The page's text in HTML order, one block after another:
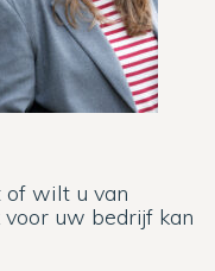
of wilt u van
uw bedrijf kan